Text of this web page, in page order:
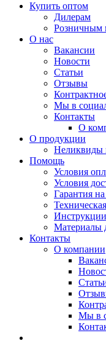
Купить оптом
Дилерам
Розничным
О нас
Вакансии
Новости
Статьи
Отзывы
Мы в
Контакты
О
О продукции
Неликвиды
Помощь
Условия
Условия
Гарантия
Материалы
Контакты
О компании
Мы в